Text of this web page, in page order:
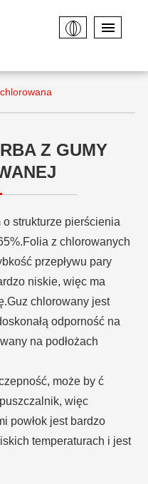
Z GUMY
strukturze pierścienia
z chlorowanych
przepływu pary
niskie, więc ma
chlorowany jest
odporność na
na podłożach
może by ć
więc
powłok jest bardzo
temperaturach i jest